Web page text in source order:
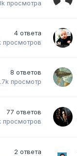
просмотра
4 ответа
просмотров
8 ответов
просмотр
77 ответов
просмотров
2 ответа